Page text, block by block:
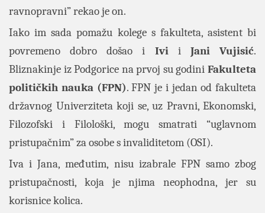
ravnopravni” rekao je on.
Iako im sada pomažu kolege s fakulteta, asistent bi
povremeno dobro došao i Ivii Jani Vujisić.
Bliznakinje iz Podgorice na prvoj su godini Fakulteta
političkih nauka (FPN). FPN je i jedan od fakulteta
državnog Univerziteta koji se, uz Pravni, Ekonomski,
Filozofski i Filološki, mogu smatrati “uglavnom
pristupačnim” za osobe s invaliditetom (OSI).
Iva i Jana, međutim, nisu izabrale FPN samo zbog
pristupačnosti, koja je njima neophodna, jer su
korisnice kolica.